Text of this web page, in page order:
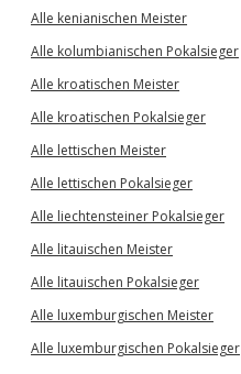
Alle kenianischen Meister
Alle kolumbianischen Pokalsieger
Alle kroatischen Meister
Alle kroatischen Pokalsieger
Alle lettischen Meister
Alle lettischen Pokalsieger
Alle liechtensteiner Pokalsieger
Alle litauischen Meister
Alle litauischen Pokalsieger
Alle luxemburgischen Meister
Alle luxemburgischen Pokalsieger